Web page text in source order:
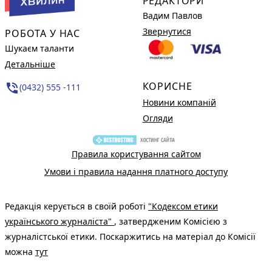
РОБОТА У НАС
Шукаєм таланти
Детальніше
phone_in_talk(0432) 555 -111
Вадим Павлов
Звернутися
КОРИСНЕ
Новини компаній
Огляди
Правила користування сайтом
Умови і правила надання платного доступу
Редакція керується в своїй роботі "Кодексом етики
українського журналіста" , затвердженим Комісією з
журналістської етики. Поскаржитись на матеріал до Комісії
можна тут